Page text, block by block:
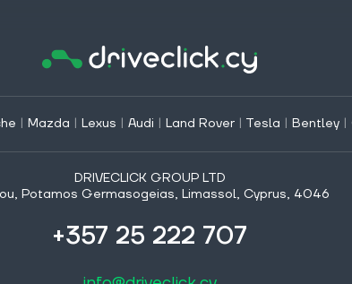
| Mazda | Lexus | Audi | Land Rover | Tesla | Bentley |
DRIVECLICK GROUP LTD
Potamos Germasogeias, Limassol, Cyprus, 4046
+357 25 222 707